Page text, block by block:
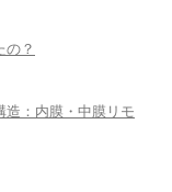
の？
：内膜・中膜リモ